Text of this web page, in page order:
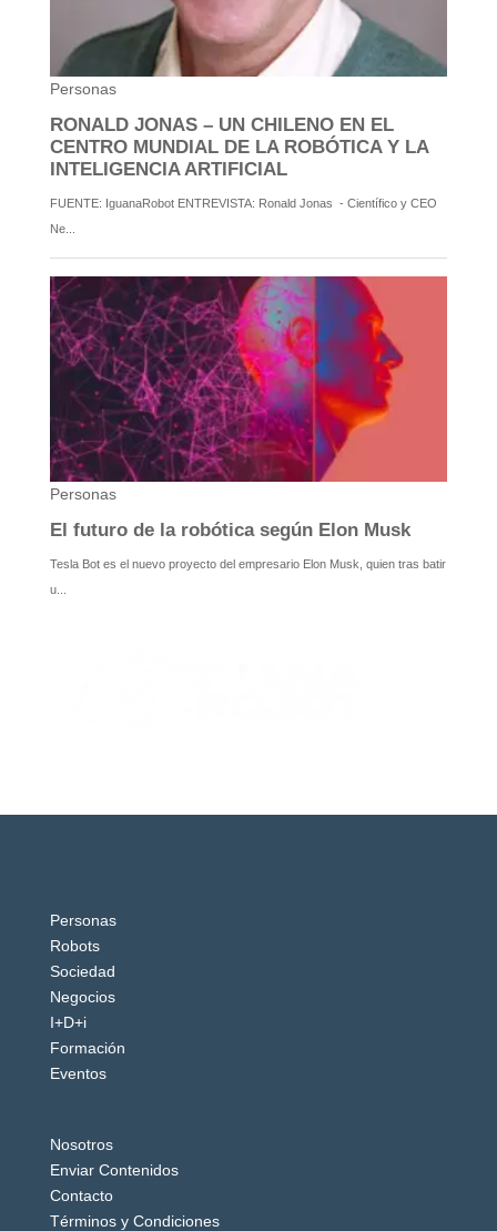
Personas
Robots
Sociedad
Negocios
I+D+i
Formación
Eventos
Nosotros
Enviar Contenidos
Contacto
Términos y Condiciones